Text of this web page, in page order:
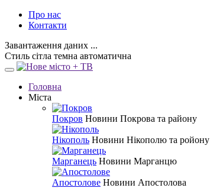
Про нас
Контакти
Завантаження даних ...
Стиль сітла темна автоматична
Головна
Міста
Покров Новини Покрова та району
Нікополь Новини Нікополю та ройону
Марганець Новини Марганцю
Апостолове Новини Апостолова